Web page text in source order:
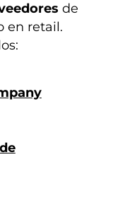
de
en retail.